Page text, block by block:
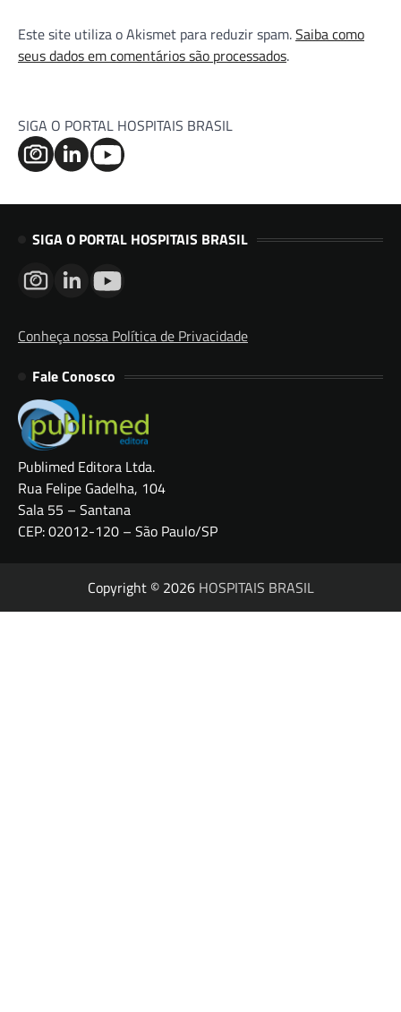
Este site utiliza o Akismet para reduzir spam.Saiba como
seus dados em comentários são processados.
SIGA O PORTAL HOSPITAIS BRASIL
SIGA O PORTAL HOSPITAIS BRASIL
Conheça nossa Política de Privacidade
Fale Conosco
Publimed Editora Ltda.
Rua Felipe Gadelha, 104
Sala 55 – Santana
CEP: 02012-120 – São Paulo/SP
Copyright © 2026 HOSPITAIS BRASIL